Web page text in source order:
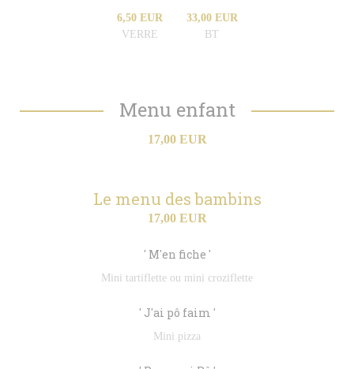
6,50 EUR
VERRE
33,00 EUR
BT
Menu enfant
17,00 EUR
Le menu des bambins
17,00 EUR
' M'en fiche '
Mini tartiflette ou mini croziflette
' J'ai pô faim '
Mini pizza